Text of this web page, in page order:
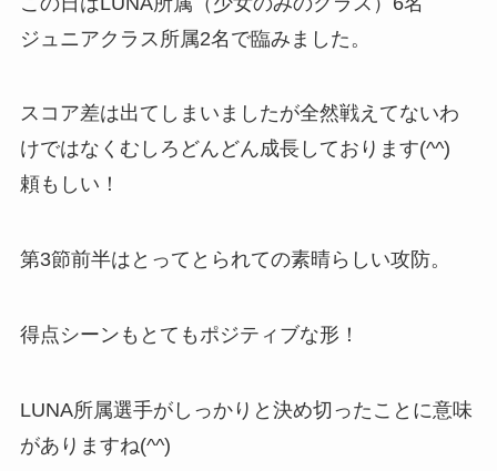
ジュニアクラス所属2名で臨みました。
スコア差は出てしまいましたが全然戦えてないわ
けではなくむしろどんどん成長しております(^^)
頼もしい！
第3節前半はとってとられての素晴らしい攻防。
得点シーンもとてもポジティブな形！
LUNA所属選手がしっかりと決め切ったことに意味
がありますね(^^)